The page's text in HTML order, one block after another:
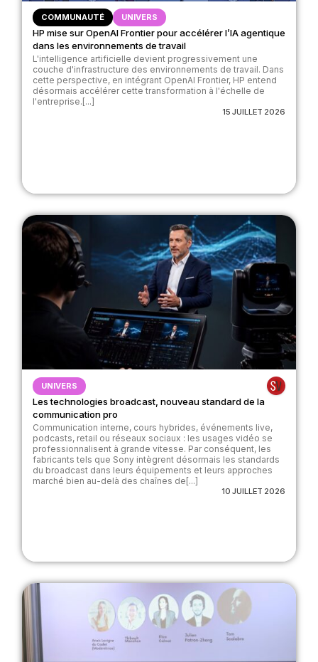
COMMUNAUTÉ UNIVERS
HP mise sur OpenAI Frontier pour accélérer l’IA agentique
dans les environnements de travail
L'intelligence artificielle devient progressivement une
couche d'infrastructure des environnements de travail. Dans
cette perspective, en intégrant OpenAI Frontier, HP entend
désormais accélérer cette transformation à l'échelle de
l'entreprise.[...]
15 JUILLET 2026
UNIVERS
Les technologies broadcast, nouveau standard de la
communication pro
Communication interne, cours hybrides, événements live,
podcasts, retail ou réseaux sociaux : les usages vidéo se
professionnalisent à grande vitesse. Par conséquent, les
fabricants tels que Sony intègrent désormais les standards
du broadcast dans leurs équipements et leurs approches
marché bien au-delà des chaînes de[...]
10 JUILLET 2026